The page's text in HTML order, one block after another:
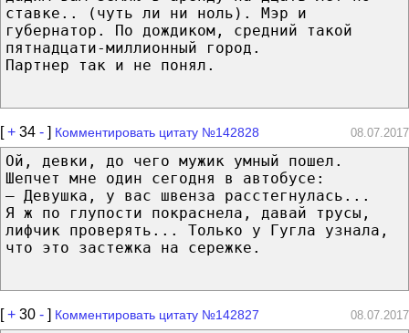
ставке.. (чуть ли ни ноль). Мэр и
губернатор. По дождиком, средний такой
пятнадцати-миллионный город.
Партнер так и не понял.
[+ 34 - ] Комментировать цитату №142828 08.07.2017
Ой, девки, до чего мужик умный пошел.
Шепчет мне один сегодня в автобусе:
— Девушка, у вас швенза расстегнулась...
Я ж по глупости покраснела, давай трусы,
лифчик проверять... Только у Гугла узнала,
что это застежка на сережке.
[+ 30 - ] Комментировать цитату №142827 08.07.2017